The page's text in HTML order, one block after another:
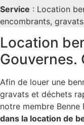
Service : Location
encombrants,
Location
Gouvernes.
Afin de louer une
gravats et déchets
notre membre Benne
dans la location de